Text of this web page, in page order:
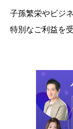
子孫繁栄やビジ
特別なご利益を